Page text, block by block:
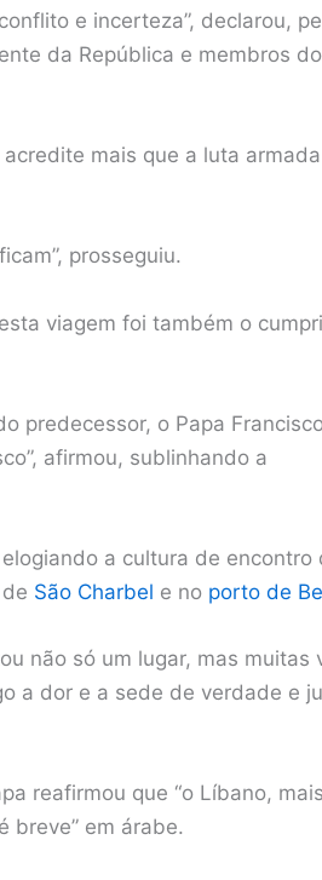
e incerteza”, declarou,
da República e membros do
mais que a luta
prosseguiu.
viagem foi também o
predecessor, o Papa
afirmou, sublinhando a
a cultura de encontro
São Charbel e no porto de
não só um lugar, mas muitas
a dor e a sede de verdade e
reafirmou que “o Líbano,
breve” em árabe.